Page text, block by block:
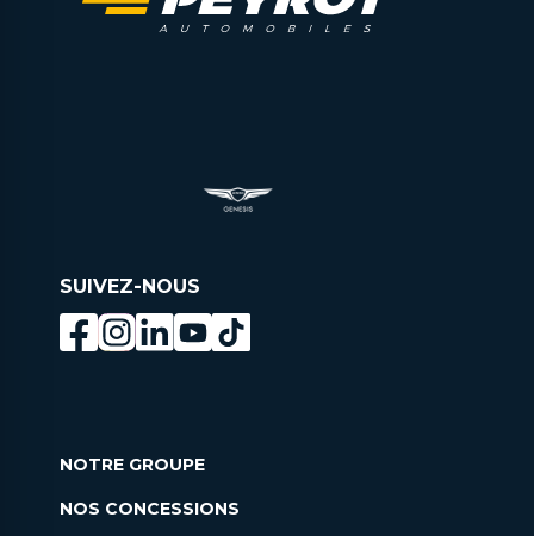
SUIVEZ-NOUS
NOTRE GROUPE
NOS CONCESSIONS